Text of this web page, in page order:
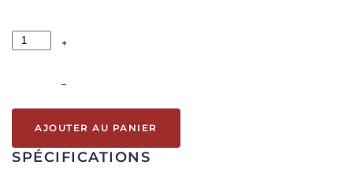
+
–
AJOUTER AU PANIER
SPÉCIFICATIONS